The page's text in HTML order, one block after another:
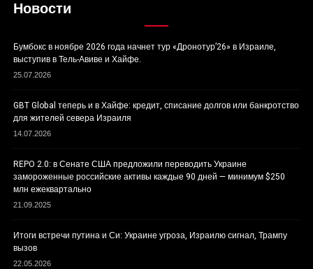
Новости
Бумбокс в ноябре 2026 года начнет тур «Дронотур’26» в Израиле,
выступив в Тель-Авиве и Хайфе.
25.07.2026
GBT Global теперь и в Хайфе: кредит, списание долгов или банкротство
для жителей севера Израиля
14.07.2026
REPO 2.0: в Сенате США предложили переводить Украине
замороженные российские активы каждые 90 дней — минимум $250
млн ежеквартально
21.09.2025
Итоги встречи путина и Си: Украине угроза, Израилю сигнал, Трампу
вызов
22.05.2026